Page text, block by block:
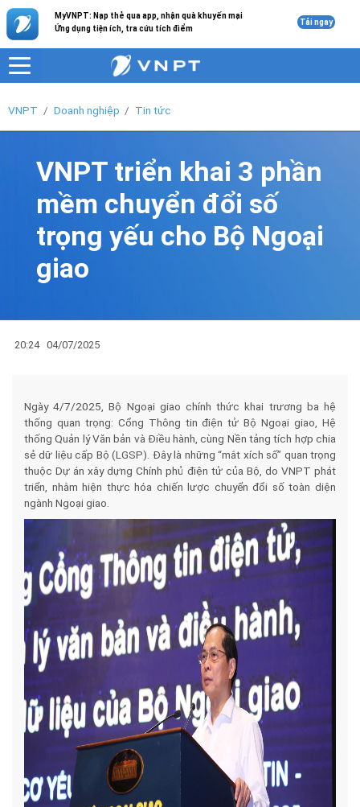
MyVNPT: Nạp thẻ qua app, nhận quà khuyến mại
Ứng dụng tiện ích, tra cứu tích điểm
Tải ngay
VNPT Doanh nghiệp Tin tức
VNPT triển khai 3 phần
mềm chuyển đổi số
trọng yếu cho Bộ Ngoại
giao
20:24 04/07/2025
Ngày 4/7/2025, Bộ Ngoại giao chính thức khai trương ba hệ
thống quan trọng: Cổng Thông tin điện tử Bộ Ngoại giao, Hệ
thống Quản lý Văn bản và Điều hành, cùng Nền tảng tích hợp chia
sẻ dữ liệu cấp Bộ (LGSP). Đây là những “mắt xích số” quan trọng
thuộc Dự án xây dựng Chính phủ điện tử của Bộ, do VNPT phát
triển, nhằm hiện thực hóa chiến lược chuyển đổi số toàn diện
ngành Ngoại giao.